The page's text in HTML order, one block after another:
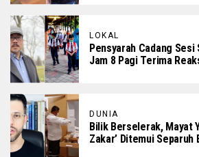
LOKAL
Pensyarah Cadang Sesi
Jam 8 Pagi Terima
DUNIA
Bilik Berselerak, Mayat
Zakar’ Ditemui Separuh